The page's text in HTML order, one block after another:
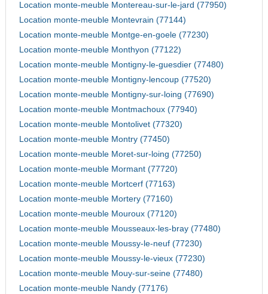
Location monte-meuble Montereau-sur-le-jard (77950)
Location monte-meuble Montevrain (77144)
Location monte-meuble Montge-en-goele (77230)
Location monte-meuble Monthyon (77122)
Location monte-meuble Montigny-le-guesdier (77480)
Location monte-meuble Montigny-lencoup (77520)
Location monte-meuble Montigny-sur-loing (77690)
Location monte-meuble Montmachoux (77940)
Location monte-meuble Montolivet (77320)
Location monte-meuble Montry (77450)
Location monte-meuble Moret-sur-loing (77250)
Location monte-meuble Mormant (77720)
Location monte-meuble Mortcerf (77163)
Location monte-meuble Mortery (77160)
Location monte-meuble Mouroux (77120)
Location monte-meuble Mousseaux-les-bray (77480)
Location monte-meuble Moussy-le-neuf (77230)
Location monte-meuble Moussy-le-vieux (77230)
Location monte-meuble Mouy-sur-seine (77480)
Location monte-meuble Nandy (77176)